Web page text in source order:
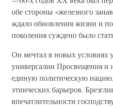
обе стороны «железного
ждало обновления жизни и
поколения суждено было
Он мечтал в новых условиях
универсалии Просвещения и
единую политическую
этнических барьеров.
впечатлительности